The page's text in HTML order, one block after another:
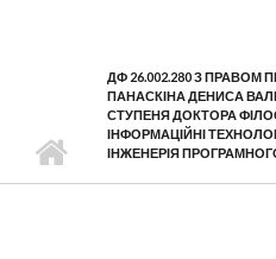
ДФ 26.002.280 З ПРАВОМ
ПАНАСКІНА ДЕНИСА
СТУПЕНЯ ДОКТОРА
ІНФОРМАЦІЙНІ
ІНЖЕНЕРІЯ